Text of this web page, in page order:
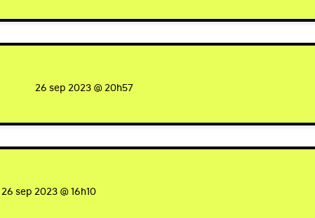
26 sep 2023 @ 20h57
26 sep 2023 @ 16h10